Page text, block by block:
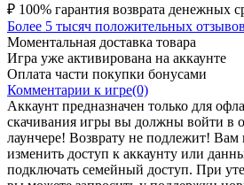
₽ 100% гарантия возврата денежных
Более 5 тысяч положительных отзывов
Моментальная доставка товара
Игра уже активирована на аккаунте
Оплата части покупки бонусами
Комментарии к игре(0)
Аккаунт предназначен только для
скачивания игры вы должны войти в
лаунчере! Возврату не подлежит! Вам
изменить доступ к аккаунту или
подключать семейный доступ. При